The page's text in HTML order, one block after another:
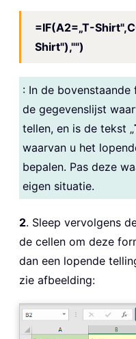
=IF(A2=„T-
Shirt"),"")
: In de bovenstaande
de gegevenslijst
tellen, en is de tekst „
waarvan u het
bepalen. Pas deze
eigen situatie.
2. Sleep vervolgens
de cellen om deze
dan een lopende
zie afbeelding: